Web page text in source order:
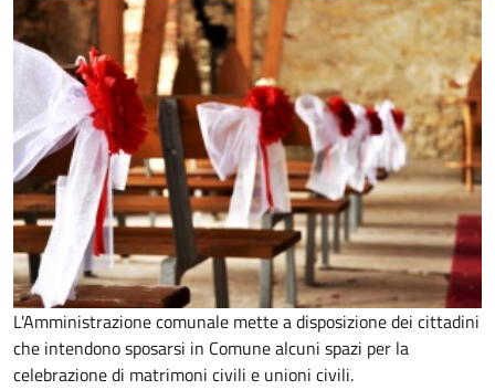
L'Amministrazione comunale mette a disposizione dei cittadini
che intendono sposarsi in Comune alcuni spazi per la
celebrazione di matrimoni civili e unioni civili.